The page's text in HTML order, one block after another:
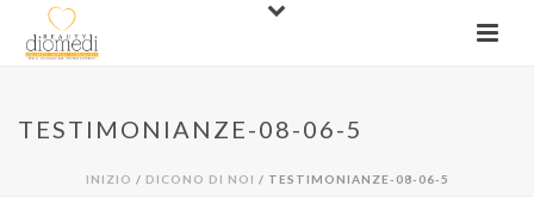
TESTIMONIANZE-08-06-5
INIZIO / DICONO DI NOI / TESTIMONIANZE-08-06-5